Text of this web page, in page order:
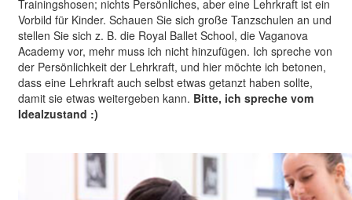
Trainingshosen; nichts Persönliches, aber eine Lehrkraft ist ein
Vorbild für Kinder. Schauen Sie sich große Tanzschulen an und
stellen Sie sich z. B. die Royal Ballet School, die Vaganova
Academy vor, mehr muss ich nicht hinzufügen. Ich spreche von
der Persönlichkeit der Lehrkraft, und hier möchte ich betonen,
dass eine Lehrkraft auch selbst etwas getanzt haben sollte,
damit sie etwas weitergeben kann. Bitte, ich spreche vom
Idealzustand :)